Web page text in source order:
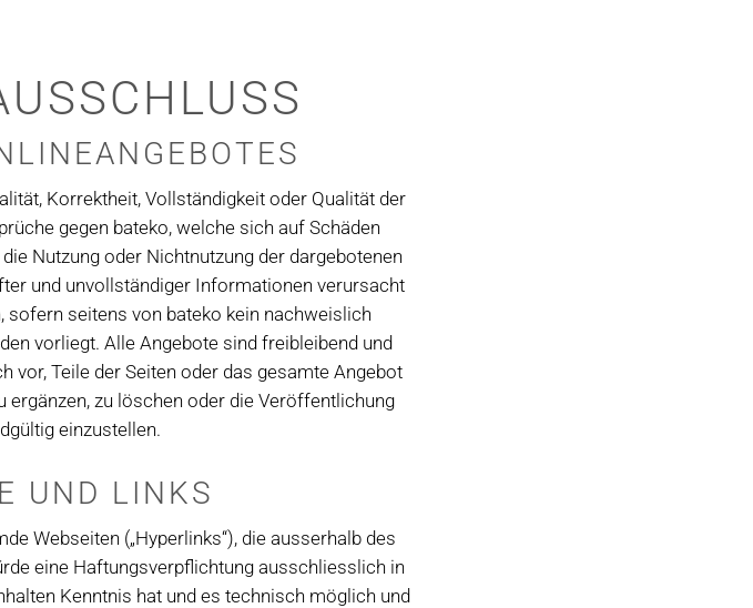
Korrektheit, Vollständigkeit oder Qualität der
gegen bateko, welche sich auf Schäden
Nutzung oder Nichtnutzung der dargebotenen
und unvollständiger Informationen verursacht
seitens von bateko kein nachweislich
vorliegt. Alle Angebote sind freibleibend und
vor, Teile der Seiten oder das gesamte Angebot
ergänzen, zu löschen oder die Veröffentlichung
einzustellen.
UND LINKS
Webseiten („Hyperlinks“), die ausserhalb des
eine Haftungsverpflichtung ausschliesslich in
Kenntnis hat und es technisch möglich und